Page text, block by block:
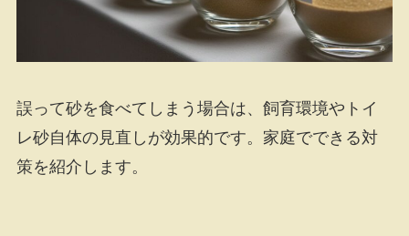
誤って砂を食べてしまう場合は、飼育環境やトイ
レ砂自体の見直しが効果的です。家庭でできる対
策を紹介します。